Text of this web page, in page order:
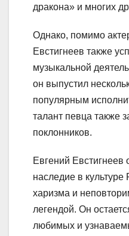
дракона» и многих
Однако, помимо
Евстигнеев также
музыкальной
он выпустил
популярным
талант певца также
поклонников.
Евгений Евстигнеев
наследие в культуре
харизма и
легендой. Он
любимых и